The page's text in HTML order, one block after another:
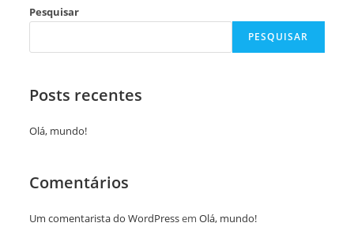
Pesquisar
PESQUISAR
Posts recentes
Olá, mundo!
Comentários
Um comentarista do WordPressemOlá, mundo!